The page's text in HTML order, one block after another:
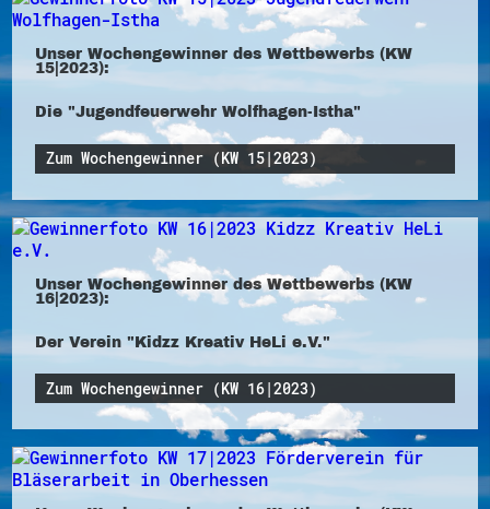
Unser Wochengewinner des Wettbewerbs (KW
15|2023):
Die "Jugendfeuerwehr Wolfhagen-Istha"
Zum Wochengewinner (KW 15|2023)
Unser Wochengewinner des Wettbewerbs (KW
16|2023):
Der Verein "Kidzz Kreativ HeLi e.V."
Zum Wochengewinner (KW 16|2023)